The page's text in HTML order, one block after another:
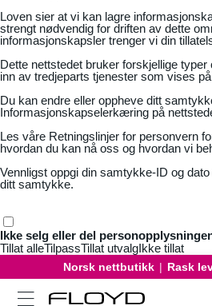
Loven sier at vi kan lagre
strengt nødvendig for driften av dette
informasjonskapsler trenger vi din
Dette nettstedet bruker forskjellige
inn av tredjeparts tjenester som vises
Du kan endre eller oppheve ditt
Informasjonskapselerkæring på
Les våre Retningslinjer for personvern
hvordan du kan nå oss og hvordan vi
Vennligst oppgi din samtykke-ID og
ditt samtykke.
Ikke selg eller del
Tillat alleTilpassTillat utvalgIkke tillat
Norsk nettbutikk | Rask